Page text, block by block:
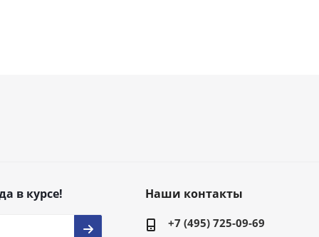
в курсе! Наши контакты
+7 (495) 725-09-69